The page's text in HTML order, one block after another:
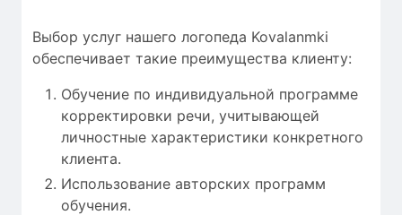
Выбор услуг нашего логопеда Kovalanmki
обеспечивает такие преимущества клиенту:
Обучение по индивидуальной программе
корректировки речи, учитывающей
личностные характеристики конкретного
клиента.
Использование авторских программ
обучения.